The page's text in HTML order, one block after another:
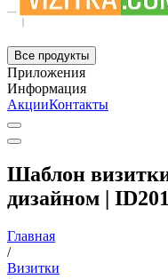
Все продукты
Приложения
Информация
АкцииКонтакты
Шаблон
дизайном |
Главная
/
Визитки